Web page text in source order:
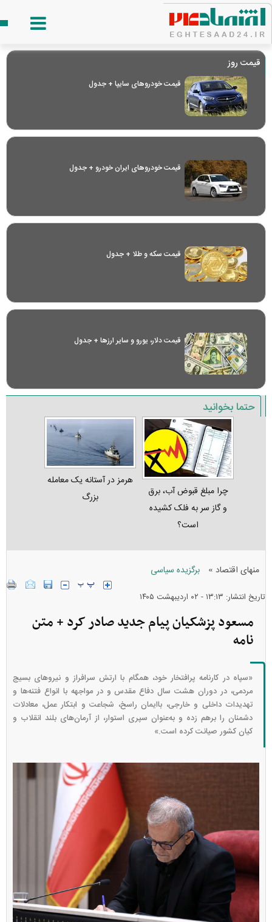
قیمت روز
قیمت خودرو‌های سایپا + جدول
قیمت خودرو‌های ایران خودرو + جدول
قیمت سکه و طلا + جدول
قیمت دلار، یورو و سایر ارز‌ها + جدول
حتما بخوانید
چرا مبلغ قبوض آب، برق
و گاز سر به فلک کشیده
است؟
هرمز در آستانه یک معامله
بزرگ
منهای اقتصاد » برگزیده سیاسی
تاریخ انتشار: ۱۳:۱۳ - ۰۲ ارديبهشت ۱۴۰۵
مسعود پزشکیان پیام جدید صادر کرد + متن
نامه
«سپاه در کارنامه پرافتخار خود، همگام با ارتش سرافراز و نیروهای بسیج
مردمی، در دوران هشت سال دفاع مقدس و در مواجهه با انواع فتنه‌ها و
تهدیدات داخلی و خارجی، باایمان راسخ، شجاعت و ابتکار عمل، معادلات
دشمنان را برهم زده و به‌عنوان سپری استوار، از آرمان‌های بلند انقلاب و
کیان کشور صیانت کرده است.»